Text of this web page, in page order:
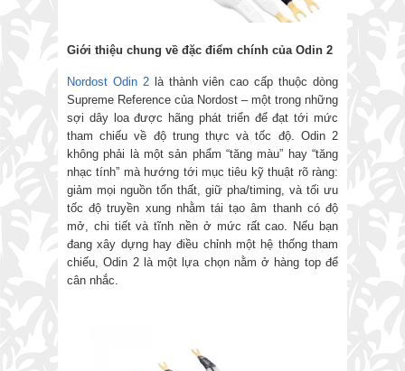
Giới thiệu chung về đặc điểm chính của Odin 2
Nordost Odin 2là thành viên cao cấp thuộc dòng
Supreme Reference của Nordost – một trong những
sợi dây loa được hãng phát triển để đạt tới mức
tham chiếu về độ trung thực và tốc độ. Odin 2
không phải là một sản phẩm “tăng màu” hay “tăng
nhạc tính” mà hướng tới mục tiêu kỹ thuật rõ ràng:
giảm mọi nguồn tổn thất, giữ pha/timing, và tối ưu
tốc độ truyền xung nhằm tái tạo âm thanh có độ
mở, chi tiết và tĩnh nền ở mức rất cao. Nếu bạn
đang xây dựng hay điều chỉnh một hệ thống tham
chiếu, Odin 2 là một lựa chọn nằm ở hàng top để
cân nhắc.